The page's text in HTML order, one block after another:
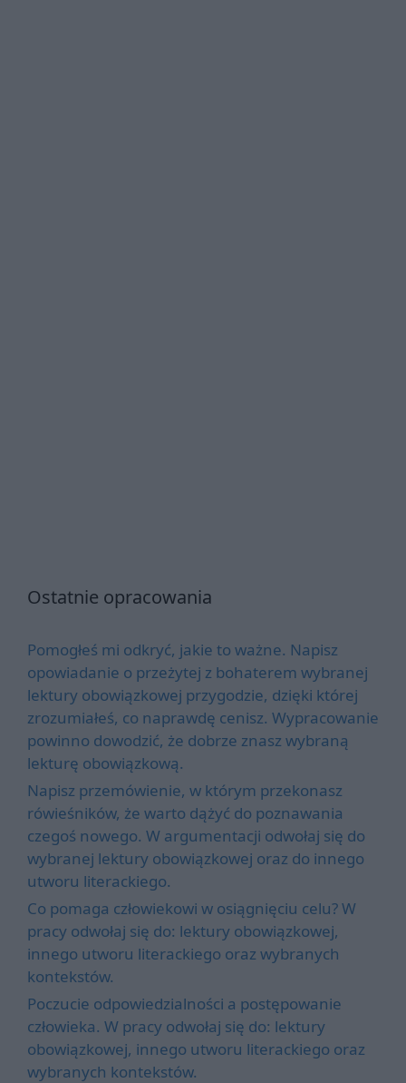
Ostatnie opracowania
Pomogłeś mi odkryć, jakie to ważne. Napisz
opowiadanie o przeżytej z bohaterem wybranej
lektury obowiązkowej przygodzie, dzięki której
zrozumiałeś, co naprawdę cenisz. Wypracowanie
powinno dowodzić, że dobrze znasz wybraną
lekturę obowiązkową.
Napisz przemówienie, w którym przekonasz
rówieśników, że warto dążyć do poznawania
czegoś nowego. W argumentacji odwołaj się do
wybranej lektury obowiązkowej oraz do innego
utworu literackiego.
Co pomaga człowiekowi w osiągnięciu celu? W
pracy odwołaj się do: lektury obowiązkowej,
innego utworu literackiego oraz wybranych
kontekstów.
Poczucie odpowiedzialności a postępowanie
człowieka. W pracy odwołaj się do: lektury
obowiązkowej, innego utworu literackiego oraz
wybranych kontekstów.